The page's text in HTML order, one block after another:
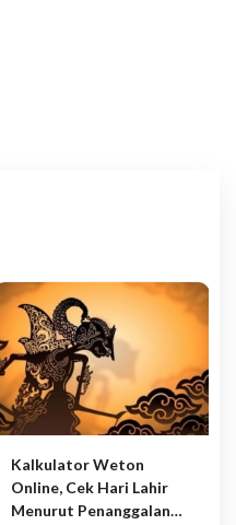
Kalkulator Weton
Online, Cek Hari Lahir
Menurut Penanggalan